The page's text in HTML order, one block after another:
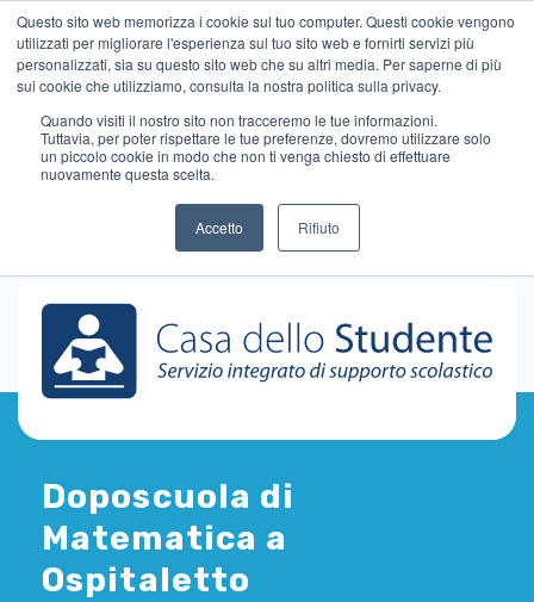
Questo sito web memorizza i cookie sul tuo computer. Questi cookie vengono
utilizzati per migliorare l'esperienza sul tuo sito web e fornirti servizi più
personalizzati, sia su questo sito web che su altri media. Per saperne di più
sui cookie che utilizziamo, consulta la nostra politica sulla privacy.
Quando visiti il ​​nostro sito non tracceremo le tue informazioni.
Tuttavia, per poter rispettare le tue preferenze, dovremo utilizzare solo
un piccolo cookie in modo che non ti venga chiesto di effettuare
nuovamente questa scelta.
Accetto Rifiuto
Doposcuola di
Matematica a
Ospitaletto